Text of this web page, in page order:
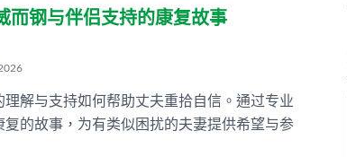
钢与伴侣支持的康复故事
解与支持如何帮助丈夫重拾自信。通过专业
的故事，为有类似困扰的夫妻提供希望与参